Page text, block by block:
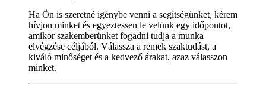
Ha Ön is szeretné igénybe venni a segítségünket, kérem
hívjon minket és egyeztessen le velünk egy időpontot,
amikor szakemberünket fogadni tudja a munka
elvégzése céljából. Válassza a remek szaktudást, a
kiváló minőséget és a kedvező árakat, azaz válasszon
minket.